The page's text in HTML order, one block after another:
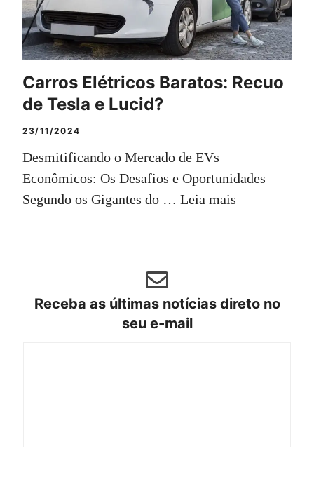
Carros Elétricos Baratos: Recuo
de Tesla e Lucid?
23/11/2024
Desmitificando o Mercado de EVs
Econômicos: Os Desafios e Oportunidades
Segundo os Gigantes do … Leia mais
Receba as últimas notícias direto no
seu e-mail